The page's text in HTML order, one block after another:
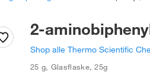
2-
Shop alle Thermo Scientific
25 g, Glasflaske,25g